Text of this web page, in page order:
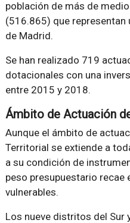
población de más de
(516.865) que representan
de Madrid.
Se han realizado 719
dotacionales con una
entre 2015 y 2018.
Ámbito de Actuación
Aunque el ámbito de
Territorial se extiende a
a su condición de
peso presupuestario
vulnerables.
Los nueve distritos del Sur